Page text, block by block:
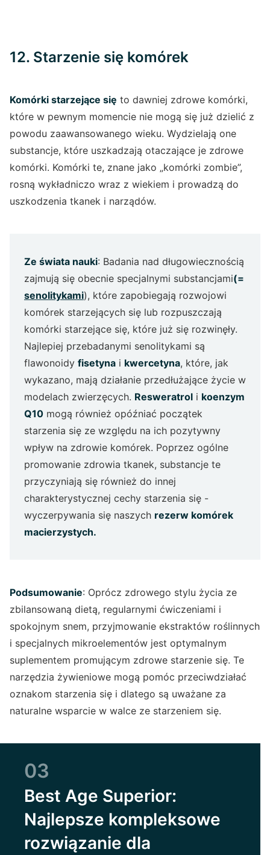
12. Starzenie się komórek
Komórki starzejące się to dawniej zdrowe komórki,
które w pewnym momencie nie mogą się już dzielić z
powodu zaawansowanego wieku. Wydzielają one
substancje, które uszkadzają otaczające je zdrowe
komórki. Komórki te, znane jako „komórki zombie”,
rosną wykładniczo wraz z wiekiem i prowadzą do
uszkodzenia tkanek i narządów.
Ze świata nauki: Badania nad długowiecznością
zajmują się obecnie specjalnymi substancjami(=
senolitykami), które zapobiegają rozwojowi
komórek starzejących się lub rozpuszczają
komórki starzejące się, które już się rozwinęły.
Najlepiej przebadanymi senolitykami są
flawonoidy fisetyna i kwercetyna, które, jak
wykazano, mają działanie przedłużające życie w
modelach zwierzęcych. Resweratrol i koenzym
Q10 mogą również opóźniać początek
starzenia się ze względu na ich pozytywny
wpływ na zdrowie komórek. Poprzez ogólne
promowanie zdrowia tkanek, substancje te
przyczyniają się również do innej
charakterystycznej cechy starzenia się -
wyczerpywania się naszych rezerw komórek
macierzystych.
Podsumowanie: Oprócz zdrowego stylu życia ze
zbilansowaną dietą, regularnymi ćwiczeniami i
spokojnym snem, przyjmowanie ekstraktów roślinnych
i specjalnych mikroelementów jest optymalnym
suplementem promującym zdrowe starzenie się. Te
narzędzia żywieniowe mogą pomóc przeciwdziałać
oznakom starzenia się i dlatego są uważane za
naturalne wsparcie w walce ze starzeniem się.
03
Best Age Superior:
Najlepsze kompleksowe
rozwiązanie dla